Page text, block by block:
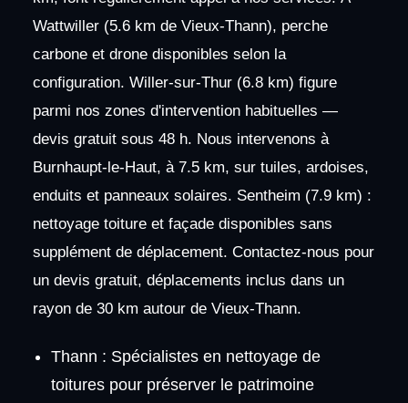
Wattwiller (5.6 km de Vieux-Thann), perche
carbone et drone disponibles selon la
configuration. Willer-sur-Thur (6.8 km) figure
parmi nos zones d'intervention habituelles —
devis gratuit sous 48 h. Nous intervenons à
Burnhaupt-le-Haut, à 7.5 km, sur tuiles, ardoises,
enduits et panneaux solaires. Sentheim (7.9 km) :
nettoyage toiture et façade disponibles sans
supplément de déplacement. Contactez-nous pour
un devis gratuit, déplacements inclus dans un
rayon de 30 km autour de Vieux-Thann.
Thann : Spécialistes en nettoyage de
toitures pour préserver le patrimoine